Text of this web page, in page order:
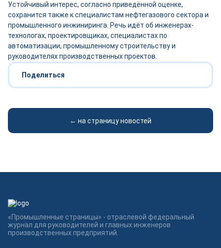
Устойчивый интерес, согласно приведённой оценке,
сохранится также к специалистам нефтегазового сектора и
промышленного инжиниринга. Речь идёт об инженерах-
технологах, проектировщиках, специалистах по
автоматизации, промышленному строительству и
руководителях производственных проектов.
Поделиться
← на страницу новостей
«Промышленные страницы» - отраслевой федеральный
журнал для руководителей и главных инженеров
производственных предприятий.